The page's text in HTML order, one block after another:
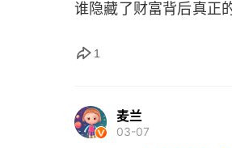
谁隐藏了财富背后真正
1
麦兰
03-07